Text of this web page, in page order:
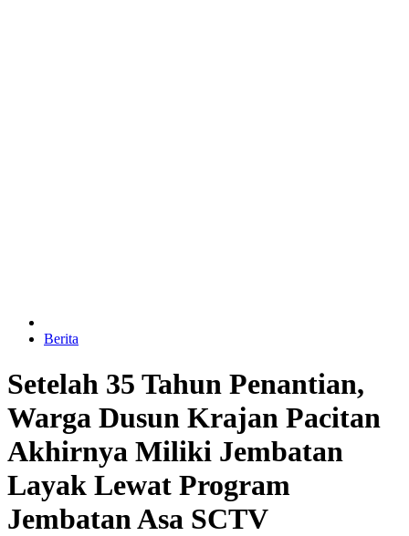
Berita
Setelah 35 Tahun Penantian,
Warga Dusun Krajan Pacitan
Akhirnya Miliki Jembatan
Layak Lewat Program
Jembatan Asa SCTV